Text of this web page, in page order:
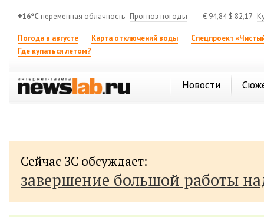
+16°C переменная облачность Прогноз погоды € 94,84$ 82,17
Погода в августе Карта отключений воды
Спецпроект
Где купаться летом?
Новости
Сейчас ЗС обсуждает:
завершение большой работы